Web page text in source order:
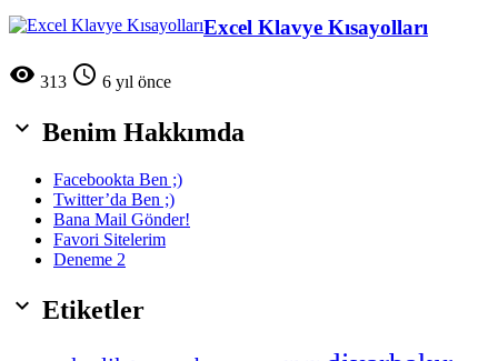
Excel Klavye Kısayolları
 313  6 yıl önce
 Benim Hakkımda
Facebookta Ben ;)
Twitter’da Ben ;)
Bana Mail Gönder!
Favori Sitelerim
Deneme 2
 Etiketler